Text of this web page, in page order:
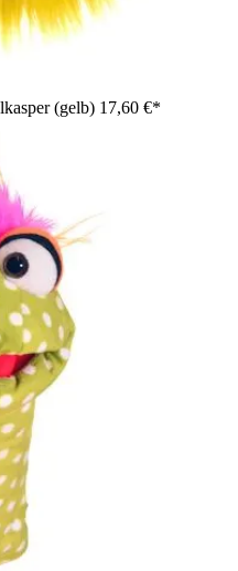
(gelb) 17,60 €*